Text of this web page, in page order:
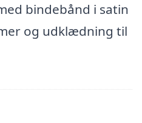
bindebånd i satin
og udklædning til